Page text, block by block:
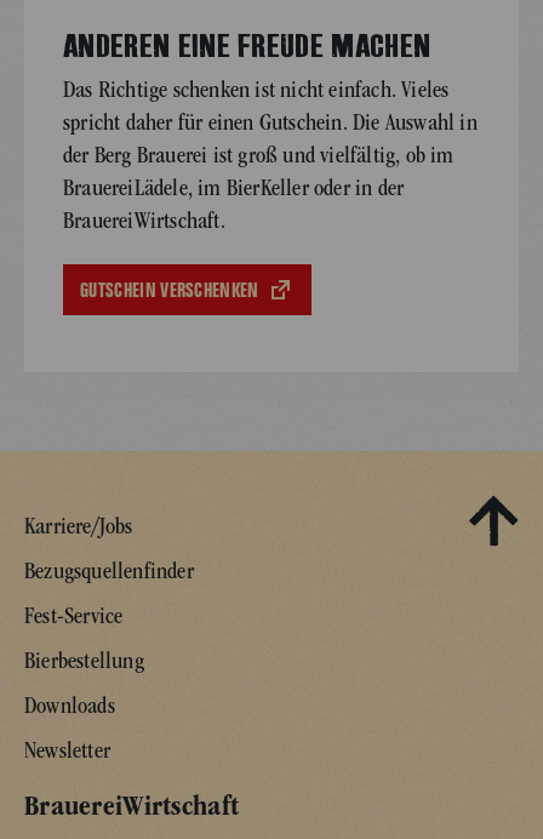
ANDEREN EINE FREUDE MACHEN
Das Richtige schenken ist nicht einfach. Vieles
spricht daher für einen Gutschein. Die Auswahl in
der Berg Brauerei ist groß und vielfältig, ob im
BrauereiLädele, im BierKeller oder in der
BrauereiWirtschaft.
GUTSCHEIN VERSCHENKEN
Karriere/Jobs
Bezugsquellenfinder
Fest-Service
Bierbestellung
Downloads
Newsletter
BrauereiWirtschaft